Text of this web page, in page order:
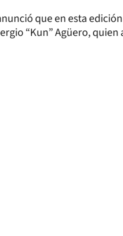
que en esta
“Kun” Agüero,